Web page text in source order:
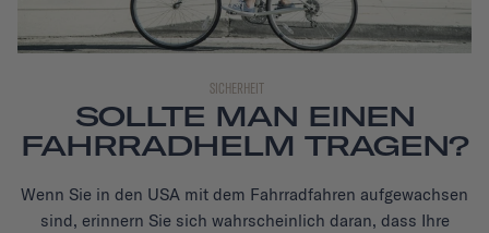
SICHERHEIT
SOLLTE MAN EINEN
FAHRRADHELM TRAGEN?
Wenn Sie in den USA mit dem Fahrradfahren aufgewachsen
sind, erinnern Sie sich wahrscheinlich daran, dass Ihre